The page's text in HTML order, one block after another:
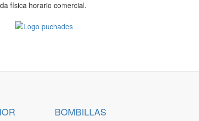
física horario comercial.
BOMBILLAS